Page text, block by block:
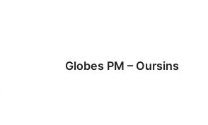
Globes PM – Oursins